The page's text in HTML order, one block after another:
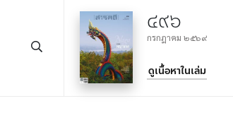
๔๙๖
กรกฎาคม ๒๕๖๙
ดูเนื้อหาในเล่ม